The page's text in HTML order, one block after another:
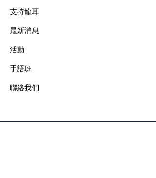
支持龍耳
最新消息
​活動
手語班
​聯絡我們